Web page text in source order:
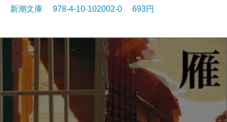
新潮文庫 978-4-10-102002-0 693円